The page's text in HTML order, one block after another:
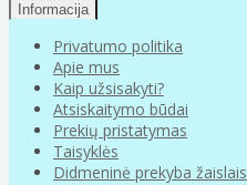
Informacija
Privatumo politika
Apie mus
Kaip užsisakyti?
Atsiskaitymo būdai
Prekių pristatymas
Taisyklės
Didmeninė prekyba žaislais